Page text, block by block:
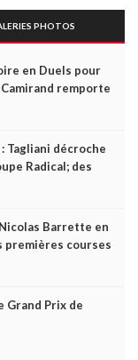
PHOTOS
en Duels pour
Camirand remporte
Tagliani décroche
Radical; des
Barrette en
premières courses
Grand Prix de